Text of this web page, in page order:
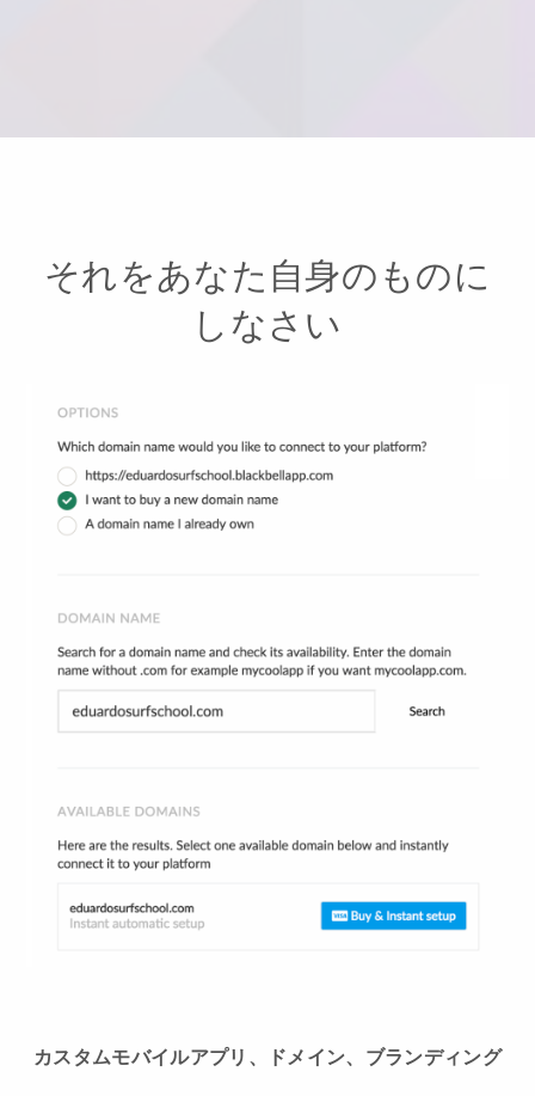
それをあなた自身のものに
しなさい
カスタムモバイルアプリ、ドメイン、ブランディング